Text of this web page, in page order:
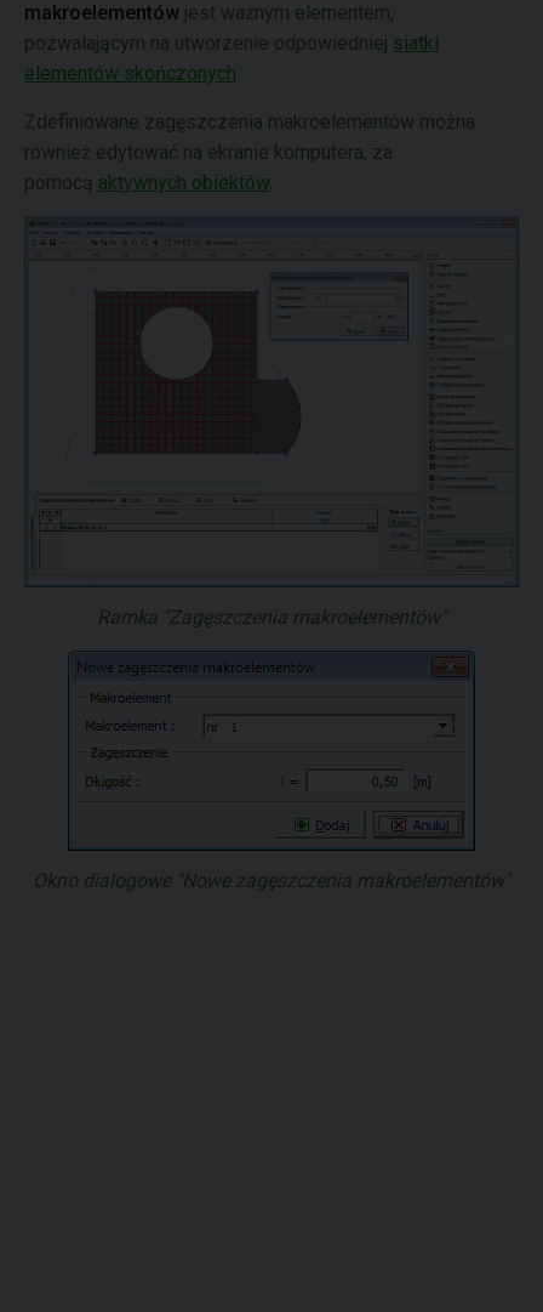
makroelementów jest ważnym elementem,
pozwalającym na utworzenie odpowiedniej siatki
elementów skończonych
Zdefiniowane zagęszczenia makroelementów można
również edytować na ekranie komputera, za
pomocą aktywnych obiektów
Ramka "Zagęszczenia makroelementów"
Okno dialogowe "Nowe zagęszczenia makroelementów"